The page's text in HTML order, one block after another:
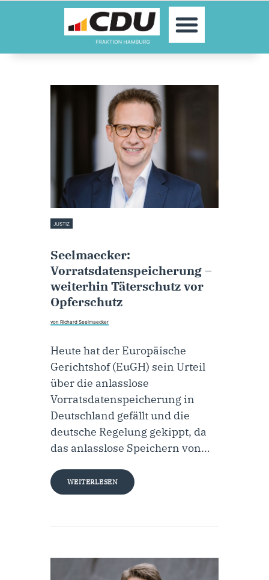
MOIN!
ABGEORDNETE
KONTAKT
JUSTIZ
Seelmaecker:
Vorratsdatenspeicherung –
weiterhin Täterschutz vor
Opferschutz
von Richard Seelmaecker
Heute hat der Europäische
Gerichtshof (EuGH) sein Urteil
über die anlasslose
Vorratsdatenspeicherung in
Deutschland gefällt und die
deutsche Regelung gekippt, da
das anlasslose Speichern von…
WEITERLESEN